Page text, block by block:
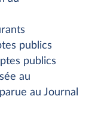
publics
publics
au
au Journal